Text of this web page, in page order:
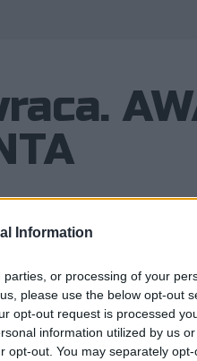
Information
or processing of your
please use the below opt-out
opt-out request is processed
information utilized by us
opt-out. You may separately
Piotr
jednak